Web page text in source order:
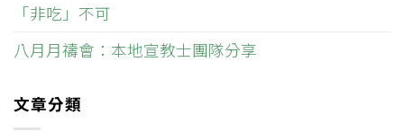
「非吃」不可
八月月禱會：本地宣教士團隊分享
文章分類